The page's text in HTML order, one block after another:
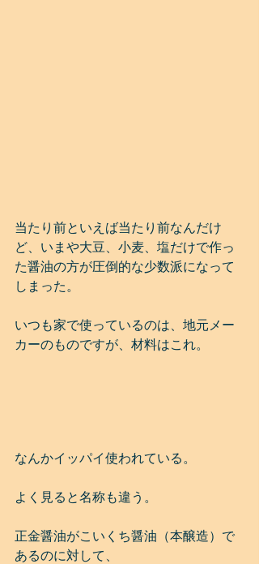
当たり前といえば当たり前なんだけ
ど、いまや大豆、小麦、塩だけで作っ
た醤油の方が圧倒的な少数派になって
しまった。
いつも家で使っているのは、地元メー
カーのものですが、材料はこれ。
なんかイッパイ使われている。
よく見ると名称も違う。
正金醤油がこいくち醤油（本醸造）で
あるのに対して、